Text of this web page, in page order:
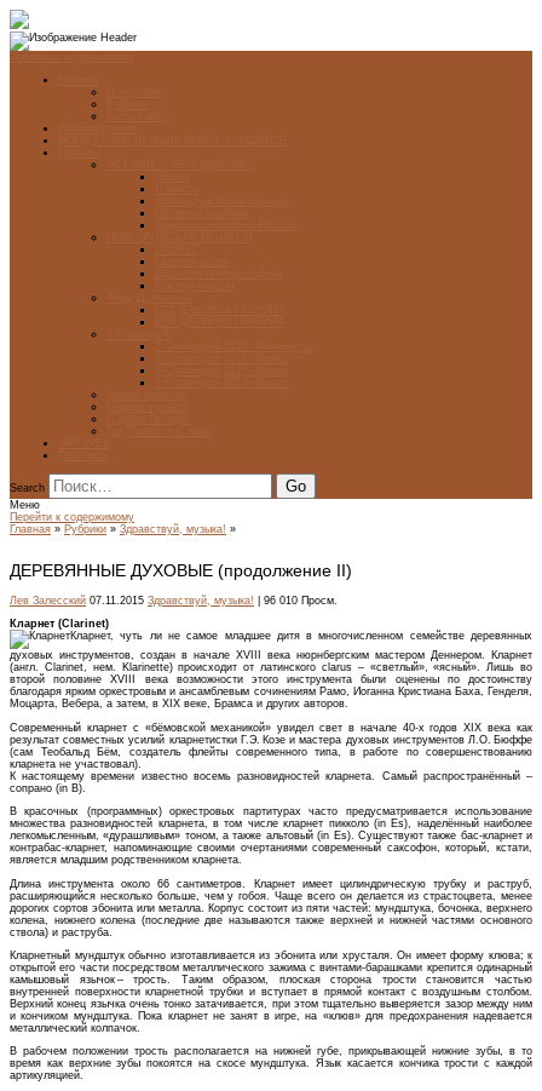
Search
Меню
Перейти к содержимому
Главная » Рубрики » Здравствуй, музыка! »
ДЕРЕВЯННЫЕ ДУХОВЫЕ (продолжение II)
Лев Залесский 07.11.2015 Здравствуй, музыка! | 96 010 Просм.
Кларнет (Clarinet)
Кларнет, чуть ли не самое младшее дитя в многочисленном семействе деревянных
духовых инструментов, создан в начале XVIII века нюрнбергским мастером Деннером. Кларнет
(англ. Clarinet, нем. Klarinette) происходит от латинского clarus – «светлый», «ясный». Лишь во
второй половине XVIII века возможности этого инструмента были оценены по достоинству
благодаря ярким оркестровым и ансамблевым сочинениям Рамо, Иоганна Кристиана Баха, Генделя,
Моцарта, Вебера, а затем, в XIX веке, Брамса и других авторов.
Современный кларнет с «бёмовской механикой» увидел свет в начале 40-х годов XIX века как
результат совместных усилий кларнетистки Г.Э. Козе и мастера духовых инструментов Л.О. Бюффе
(сам Теобальд Бём, создатель флейты современного типа, в работе по совершенствованию
кларнета не участвовал).
К настоящему времени известно восемь разновидностей кларнета. Самый распространённый –
сопрано (in B).
В красочных (программных) оркестровых партитурах часто предусматривается использование
множества разновидностей кларнета, в том числе кларнет пикколо (in Es), наделённый наиболее
легкомысленным, «дурашливым» тоном, а также альтовый (in Es). Существуют также бас-кларнет и
контрабас-кларнет, напоминающие своими очертаниями современный саксофон, который, кстати,
является младшим родственником кларнета.
Длина инструмента около 66 сантиметров. Кларнет имеет цилиндрическую трубку и раструб,
расширяющийся несколько больше, чем у гобоя. Чаще всего он делается из страстоцвета, менее
дорогих сортов эбонита или металла. Корпус состоит из пяти частей: мундштука, бочонка, верхнего
колена, нижнего колена (последние две называются также верхней и нижней частями основного
ствола) и раструба.
Кларнетный мундштук обычно изготавливается из эбонита или хрусталя. Он имеет форму клюва; к
открытой его части посредством металлического зажима с винтами-барашками крепится одинарный
камышовый язычок – трость. Таким образом, плоская сторона трости становится частью
внутренней поверхности кларнетной трубки и вступает в прямой контакт с воздушным столбом.
Верхний конец язычка очень тонко затачивается, при этом тщательно выверяется зазор между ним
и кончиком мундштука. Пока кларнет не занят в игре, на «клюв» для предохранения надевается
металлический колпачок.
В рабочем положении трость располагается на нижней губе, прикрывающей нижние зубы, в то
время как верхние зубы покоятся на скосе мундштука. Язык касается кончика трости с каждой
артикуляцией.